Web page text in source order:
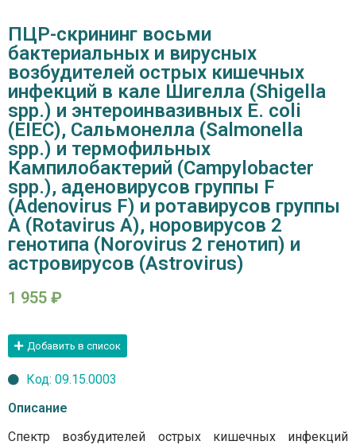
ПЦР-скрининг восьми
бактериальных и вирусных
возбудителей острых кишечных
инфекций в кале Шигелла (Shigella
spp.) и энтероинвазивных E. coli
(EIEC), Сальмонелла (Salmonella
spp.) и термофильных
Кампилобактерий (Campylobacter
spp.), аденовирусов группы F
(Adenovirus F) и ротавирусов группы
А (Rotavirus A), норовирусов 2
генотипа (Norovirus 2 генотип) и
астровирусов (Astrovirus)
1 955 ₽
Добавить в список
Код: 09.15.0003
Описание
Спектр возбудителей острых кишечных инфекций